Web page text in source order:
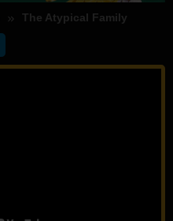
The Atypical Family